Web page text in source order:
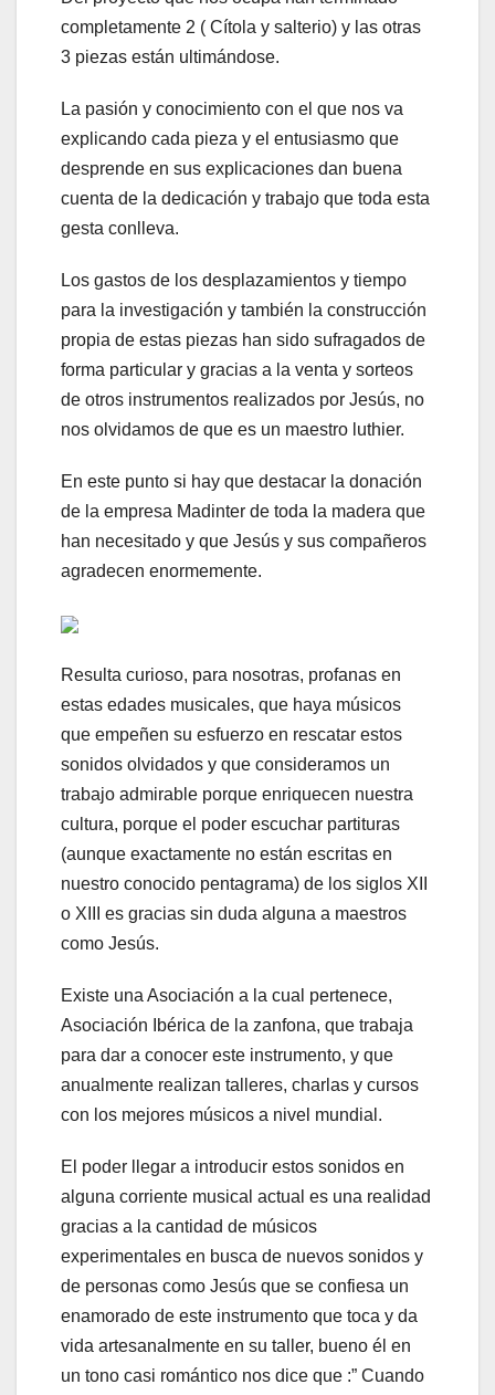
completamente 2 ( Cítola y salterio) y las otras
3 piezas están ultimándose.
La pasión y conocimiento con el que nos va
explicando cada pieza y el entusiasmo que
desprende en sus explicaciones dan buena
cuenta de la dedicación y trabajo que toda esta
gesta conlleva.
Los gastos de los desplazamientos y tiempo
para la investigación y también la construcción
propia de estas piezas han sido sufragados de
forma particular y gracias a la venta y sorteos
de otros instrumentos realizados por Jesús, no
nos olvidamos de que es un maestro luthier.
En este punto si hay que destacar la donación
de la empresa Madinter de toda la madera que
han necesitado y que Jesús y sus compañeros
agradecen enormemente.
Resulta curioso, para nosotras, profanas en
estas edades musicales, que haya músicos
que empeñen su esfuerzo en rescatar estos
sonidos olvidados y que consideramos un
trabajo admirable porque enriquecen nuestra
cultura, porque el poder escuchar partituras
(aunque exactamente no están escritas en
nuestro conocido pentagrama) de los siglos XII
o XIII es gracias sin duda alguna a maestros
como Jesús.
Existe una Asociación a la cual pertenece,
Asociación Ibérica de la zanfona, que trabaja
para dar a conocer este instrumento, y que
anualmente realizan talleres, charlas y cursos
con los mejores músicos a nivel mundial.
El poder llegar a introducir estos sonidos en
alguna corriente musical actual es una realidad
gracias a la cantidad de músicos
experimentales en busca de nuevos sonidos y
de personas como Jesús que se confiesa un
enamorado de este instrumento que toca y da
vida artesanalmente en su taller, bueno él en
un tono casi romántico nos dice que :” Cuando